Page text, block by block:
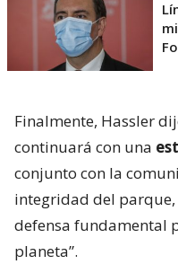
Finalmente, Hassler
continuará con una
conjunto con la
integridad del parque,
defensa fundamental
planeta”.